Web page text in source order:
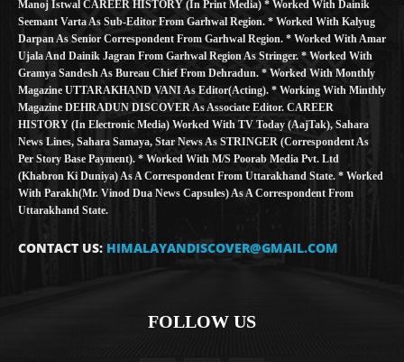
Manoj Istwal CAREER HISTORY (in Print Media) * Worked With Dainik
Seemant Varta As Sub-Editor From Garhwal Region. * Worked With Kalyug
Darpan As Senior Correspondent From Garhwal Region. * Worked With Amar
Ujala And Dainik Jagran From Garhwal Region As Stringer. * Worked With
Gramya Sandesh As Bureau Chief From Dehradun. * Worked With Monthly
Magazine UTTARAKHAND VANI As Editor(Acting). * Working With Minthly
Magazine DEHRADUN DISCOVER As Associate Editor. CAREER
HISTORY (in Electronic Media) Worked With TV Today (AajTak), Sahara
News Lines, Sahara Samaya, Star News As STRINGER (Correspondent As
Per Story Base Payment). * Worked With M/S Poorab Media Pvt. Ltd
(Khabron Ki Duniya) As A Correspondent From Uttarakhand State. * Worked
With Parakh(Mr. Vinod Dua News Capsules) As A Correspondent From
Uttarakhand State.
CONTACT US: HIMALAYANDISCOVER@GMAIL.COM
FOLLOW US